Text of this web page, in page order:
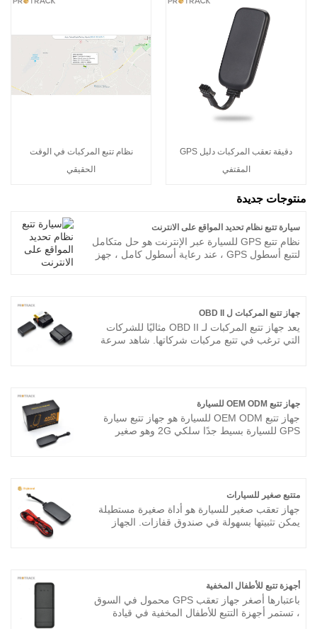
دقيقة تعقب المركبات دليل GPS
المقتفي
نظام تتبع المركبات في الوقت
الحقيقي
منتوجات جديدة
سيارة تتبع نظام تحديد المواقع على الانترنت
نظام تتبع GPS للسيارة عبر الإنترنت هو حل متكامل
لتتبع أسطول GPS ، عند رعاية أسطول كامل ، جهز
إلى جهاز الكمبيوتر والهاتف الذكي.
جهاز تتبع المركبات ل OBD II
يعد جهاز تتبع المركبات لـ OBD II مثاليًا للشركات
التي ترغب في تتبع مركبات شركاتها. شاهد سرعة
المنطقة. شاهد جميع مركباتك لوحة تحكم سهلة
الاستخدام تمنح المستخدمين الآخرين القدرة على
تتبع المركبات وإدارتها.
جهاز تتبع OEM ODM للسيارة
جهاز تتبع OEM ODM للسيارة هو جهاز تتبع سيارة
GPS للسيارة بسيط جدًا سلكي 2G وهو صغير
متتبع صغير للسيارات
جهاز تعقب صغير للسيارة هو أداة صغيرة مستطيلة
يمكن تثبيتها بسهولة في صندوق قفازات. الجهاز
أجهزة تتبع للأطفال المخفية
باعتبارها أصغر جهاز تعقب GPS محمول في السوق
، تستمر أجهزة التتبع للأطفال المخفية في قيادة